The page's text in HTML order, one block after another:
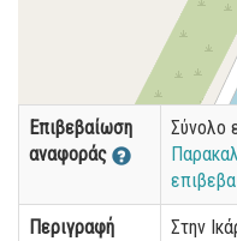
Επιβεβαίωση
αναφοράς
Σύνολο
Περιγραφή
Στην